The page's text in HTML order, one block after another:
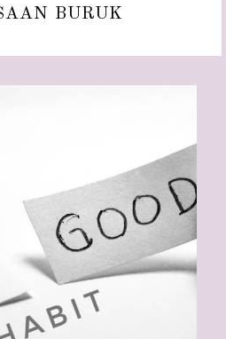
BURUK